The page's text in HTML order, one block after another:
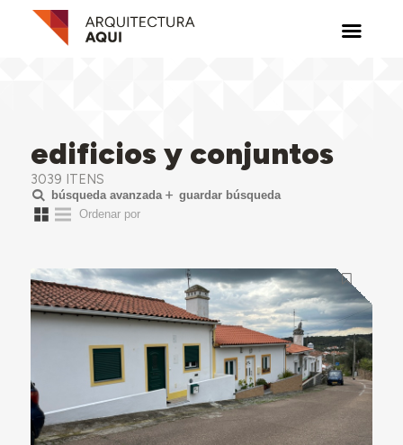
edificios y conjuntos
3039 ITENS
búsqueda avanzada guardar búsqueda